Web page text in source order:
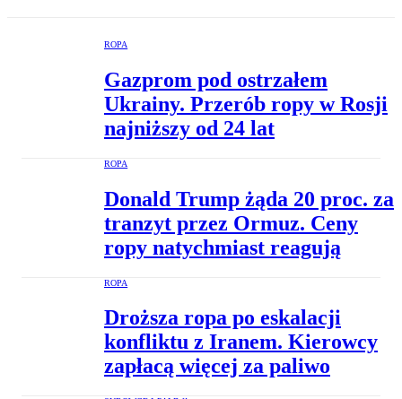
ROPA
Gazprom pod ostrzałem
Ukrainy. Przerób ropy w Rosji
najniższy od 24 lat
ROPA
Donald Trump żąda 20 proc. za
tranzyt przez Ormuz. Ceny
ropy natychmiast reagują
ROPA
Droższa ropa po eskalacji
konfliktu z Iranem. Kierowcy
zapłacą więcej za paliwo